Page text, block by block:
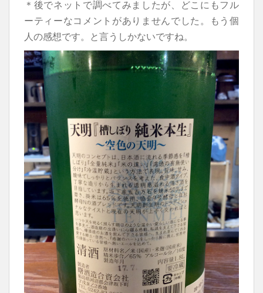
＊後でネットで調べてみましたが、どこにもフル
ーティーなコメントがありませんでした。もう個
人の感想です。と言うしかないですね。